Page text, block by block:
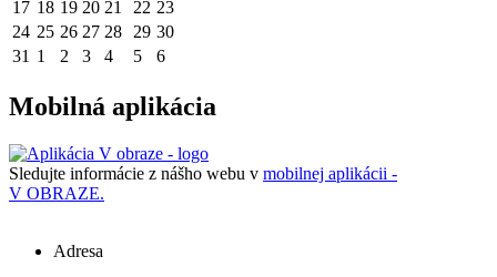
17 18 19 20 21 22 23
24 25 26 27 28 29 30
31 1 2 3 4 5 6
Mobilná aplikácia
Sledujte informácie z nášho webu v mobilnej aplikácii -
V OBRAZE.
Adresa